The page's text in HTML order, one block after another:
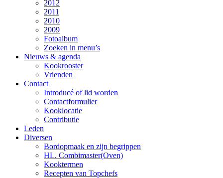
2012
2011
2010
2009
Fotoalbum
Zoeken in menu’s
Nieuws & agenda
Kookrooster
Vrienden
Contact
Introducé of lid worden
Contactformulier
Kooklocatie
Contributie
Leden
Diversen
Bordopmaak en zijn begrippen
HL. Combimaster(Oven)
Kooktermen
Recepten van Topchefs